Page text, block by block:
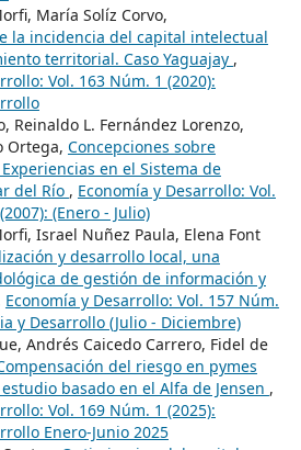
María Solíz Corvo,
la incidencia del capital intelectual
territorial. Caso Yaguajay ,
Vol. 163 Núm. 1 (2020):
Reinaldo L. Fernández Lorenzo,
Ortega, Concepciones sobre
en el Sistema de
del Río , Economía y Desarrollo: Vol.
(Enero - Julio)
Israel Nuñez Paula, Elena Font
y desarrollo local, una
de gestión de información y
Economía y Desarrollo: Vol. 157 Núm.
y Desarrollo (Julio - Diciembre)
Andrés Caicedo Carrero, Fidel de
del riesgo en pymes
basado en el Alfa de Jensen ,
Vol. 169 Núm. 1 (2025):
Enero-Junio 2025